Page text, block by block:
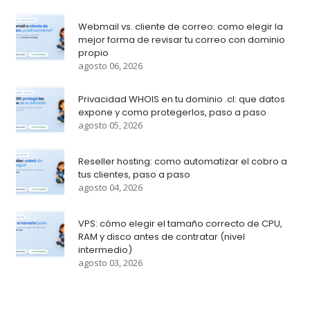
Webmail vs. cliente de correo: como elegir la
mejor forma de revisar tu correo con dominio
propio
agosto 06, 2026
Privacidad WHOIS en tu dominio .cl: que datos
expone y como protegerlos, paso a paso
agosto 05, 2026
Reseller hosting: como automatizar el cobro a
tus clientes, paso a paso
agosto 04, 2026
VPS: cómo elegir el tamaño correcto de CPU,
RAM y disco antes de contratar (nivel
intermedio)
agosto 03, 2026